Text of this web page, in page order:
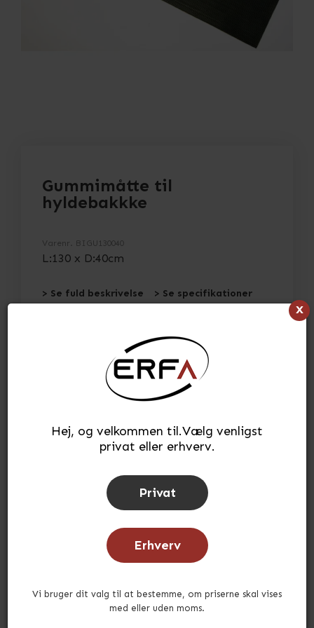
x
Hej, og velkommen til.Vælg venligst
privat eller erhverv.
Privat
Erhverv
Vi bruger dit valg til at bestemme, om priserne skal vises
med eller uden moms.
Gummimåtte til
hyldebakkke
Varenr. BIGU130040
L:130 x D:40cm
> Se fuld beskrivelse > Se specifikationer
stk.
Tilføj til ønskeliste
Tid for afsendelse:
ca. 3-5 hverdage